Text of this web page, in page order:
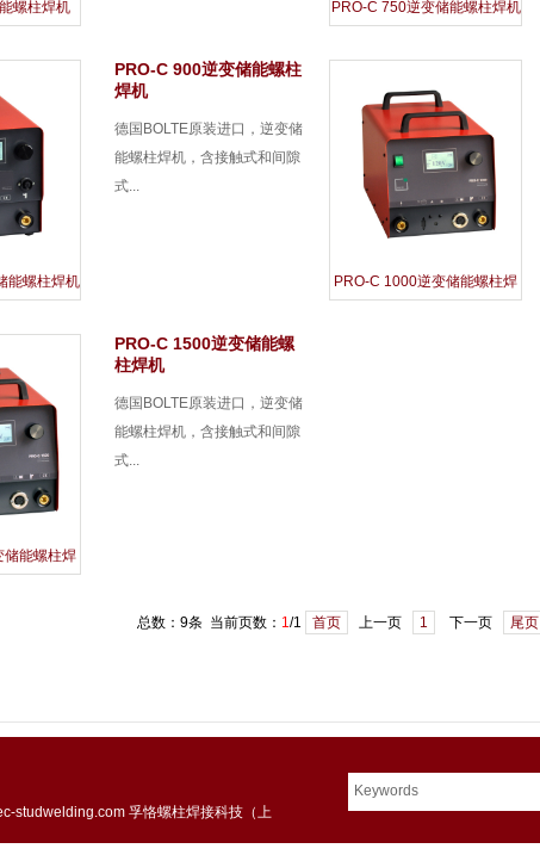
螺柱焊机 PRO-C 750逆变储能螺柱焊机
能螺柱焊机
PRO-C 900逆变储能螺柱
焊机
德国BOLTE原装进口，逆变储
能螺柱焊机，含接触式和间隙
式...
PRO-C 1000逆变储能螺柱焊
储能螺柱焊
PRO-C 1500逆变储能螺
柱焊机
德国BOLTE原装进口，逆变储
能螺柱焊机，含接触式和间隙
式...
总数：9条 当前页数： 1/1 首页 上一页 1 下一页 尾页
studwelding.com 孚恪螺柱焊接科技（上